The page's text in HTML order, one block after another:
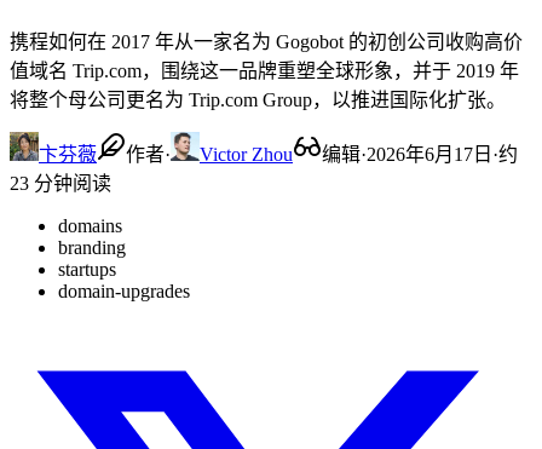
携程如何在 2017 年从一家名为 Gogobot 的初创公司收购高价
值域名 Trip.com，围绕这一品牌重塑全球形象，并于 2019 年
将整个母公司更名为 Trip.com Group，以推进国际化扩张。
卞芬薇 作者· Victor Zhou 编辑·2026年6月17日 ·约
23 分钟阅读
domains
branding
startups
domain-upgrades